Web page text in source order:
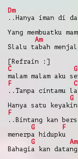
Dm
..Hanya iman di
Yang membuatku
Am
Slalu tabah
[Refrain :]
C
G
malam malam aku
F
C
..Tanpa cintamu
G
Hanya satu
F
..Bintang kan
G
F
menerpa hidupku
G
Am
Bahagia kan